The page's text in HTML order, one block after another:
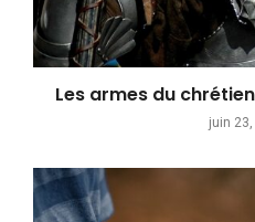
Les armes du
juin